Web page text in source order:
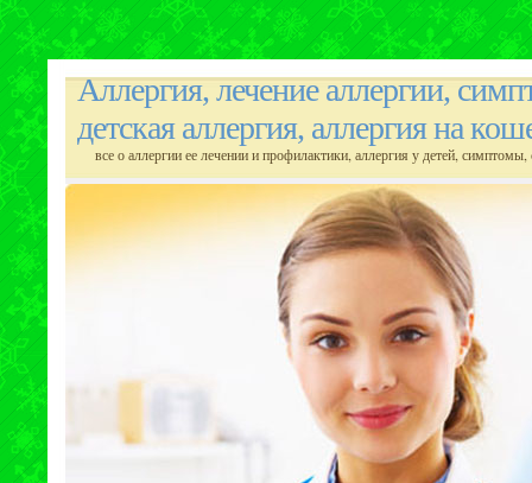
Аллергия, лечение аллергии,
детская аллергия, аллергия на
все о аллергии ее лечении и профилактики, аллергия у детей, симптомы,